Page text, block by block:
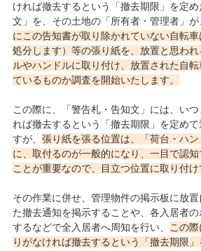
ければ撤去するという「撤去期限」を定
文」を、その土地の「所有者・管理者」が
にこの告知書が取り除かれていない自転
処分します）等の張り紙を、放置と思わ
ルやハンドルに取り付け、放置された自
ているものか調査を開始いたします。
この際に、「警告札・告知文」には、い
れば撤去するという「撤去期限」を定め
すが、 張り紙を張る位置は、「荷台・ハン
に、取付るのが一般的になり、一目で認知
ことが重要なので、目立つ位置に取り付け
その作業に併せ、管理物件の掲示板に放
た撤去通知を掲示することや、各入居者
するなどで全入居者へ周知を行い、 この
りがなければ撤去するという「撤去期限